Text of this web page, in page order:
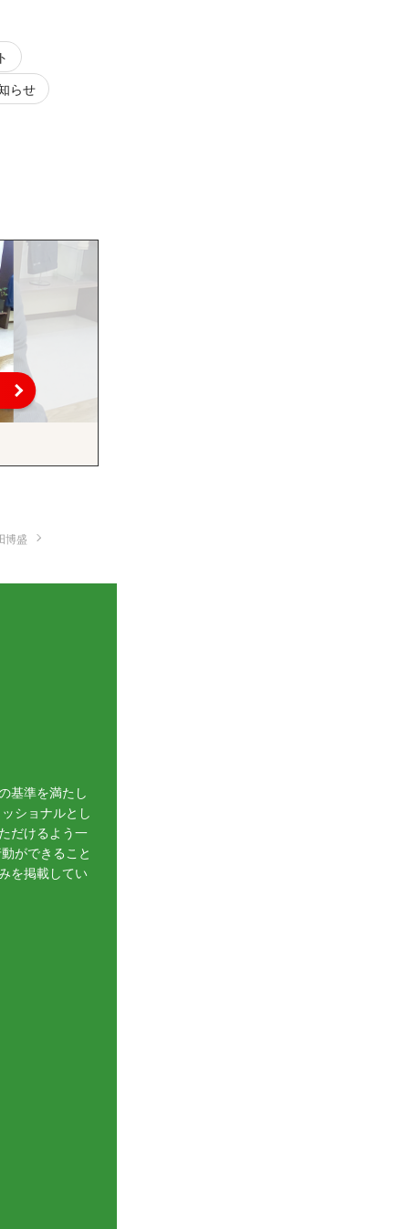
らせ
博盛
基準を満たし
ショナルとし
だけるよう一
ができること
を掲載してい